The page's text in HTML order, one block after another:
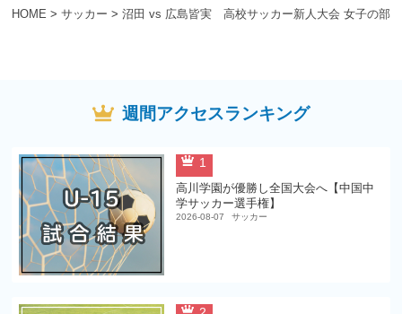
HOME > サッカー > 沼田 vs 広島皆実 高校サッカー新人大会 女子の部
週間アクセスランキング
1
高川学園が優勝し全国大会へ【中国中
学サッカー選手権】
2026-08-07 サッカー